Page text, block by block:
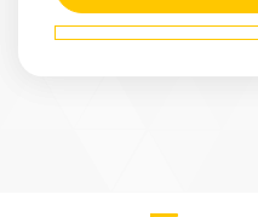
Маршрут
Гусь-